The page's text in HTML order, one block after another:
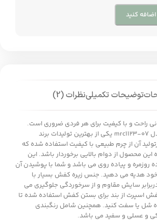
کنید
توضیحات تکمیلینظرات (2)
راحت و با کیفیت برای هر فردی ضروری است.
کتونی چرم مردانه مدل mrc1123-07 یکی از بهترین تولیدات برند
آن از چرم طبیعی با کیفیت استفاده شده که
محصول از دوام بالایی برخوردار باشد. این
و پیاده روی می باشد و شما با پوشیدن آن
هدیه می دهید. جنس زیره کفش بسیار با
سایش مقاوم و از سرخوردگی جلوگیری می
اسپرت از بند برای بستن کفش استفاده شده تا
شل یا سفت کنید. همچنین شامل رنگبندی
و عسلی و سفید می باشد.